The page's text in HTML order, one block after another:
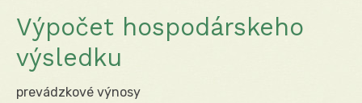
Výpočet hospodárskeho
výsledku
prevádzkové výnosy